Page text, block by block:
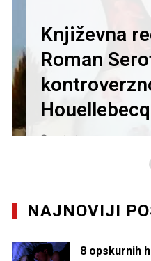
Književna
Roman
27/01/2021
NAJNOVIJI
8 opskurnih